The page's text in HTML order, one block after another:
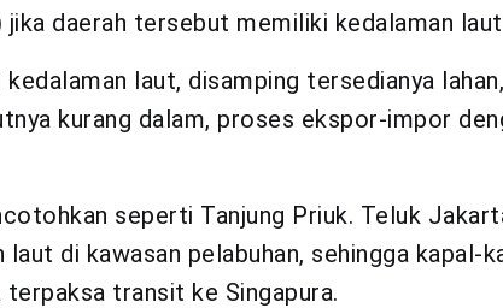
jika daerah tersebut memiliki kedalaman
kedalaman laut, disamping tersedianya
kurang dalam, proses ekspor-impor
seperti Tanjung Priuk. Teluk
laut di kawasan pelabuhan, sehingga kapal-
terpaksa transit ke Singapura.